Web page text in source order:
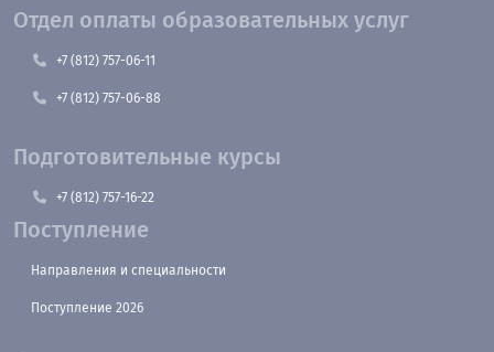
Отдел оплаты образовательных услуг
+7 (812) 757-06-11
+7 (812) 757-06-88
Подготовительные курсы
+7 (812) 757-16-22
Поступление
Направления и специальности
Поступление 2026